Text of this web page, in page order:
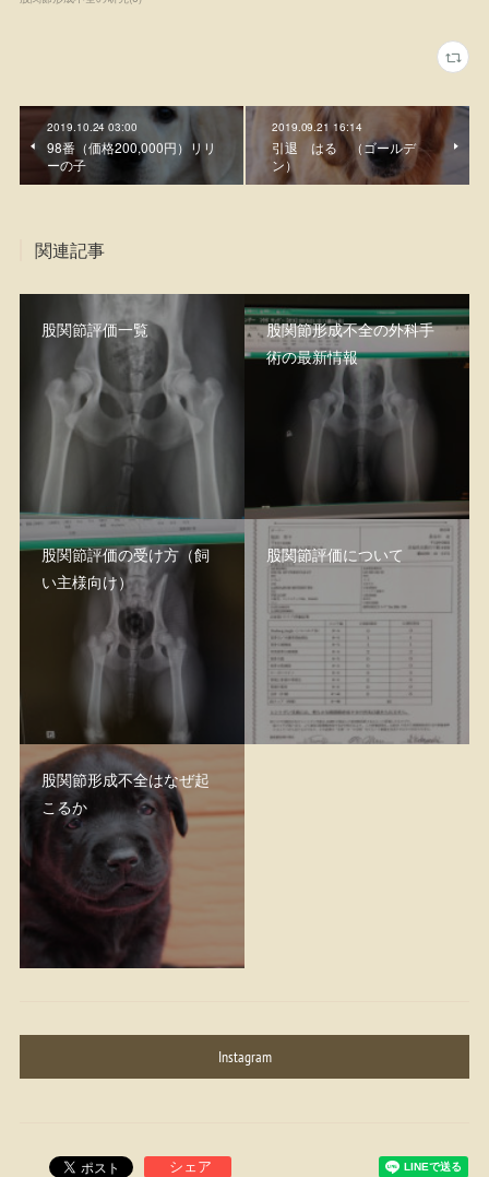
2019.10.24 03:00
98番（価格200,000円）リリ
ーの子
2019.09.21 16:14
引退 はる （ゴールデ
ン）
関連記事
股関節評価一覧
股関節形成不全の外科手
術の最新情報
股関節評価の受け方（飼
い主様向け）
股関節評価について
股関節形成不全はなぜ起
こるか
Instagram